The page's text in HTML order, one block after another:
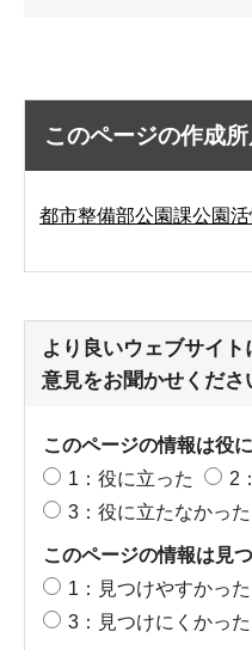
このページの作成
都市整備部公園課公園
より良いウェブサイ
意見をお聞かせくださ
このページの情報は役
1：役に立った
2
3：役に立たなかった
このページの情報は見
1：見つけやすかった
3：見つけにくかった